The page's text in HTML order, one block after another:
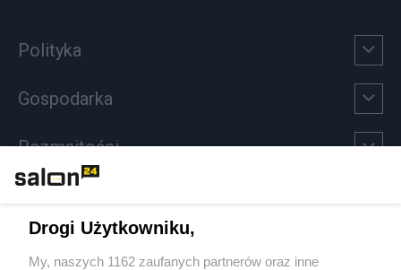
Polityka
Gospodarka
Rozmaitości
Sport
Drogi Użytkowniku,
My, naszych 1162 zaufanych partnerów oraz inne